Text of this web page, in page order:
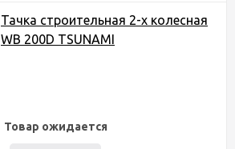
Тачка строительная 2-х колесная
WB 200D TSUNAMI
Товар ожидается